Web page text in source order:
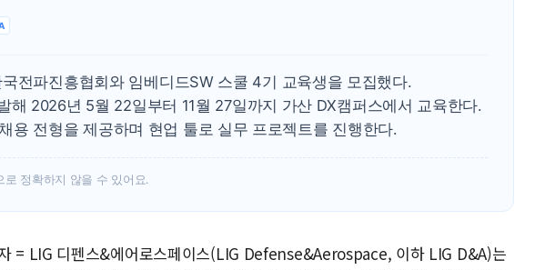
트럼프, 中 겨냥 폴리실리콘 관세 15% 부과…美 태양광주 급등
[사진] 빈살만과 에르도안의 만남
국전파진흥협회와 임베디드SW 스쿨 4기 교육생을 모집했다.
해 2026년 5월 22일부터 11월 27일까지 가산 DX캠퍼스에서 교육한다.
용 전형을 제공하며 현업 툴로 실무 프로젝트를 진행한다.
로 정확하지 않을 수 있어요.
= LIG 디펜스&에어로스페이스(LIG Defense&Aerospace, 이하 LIG D&A)는